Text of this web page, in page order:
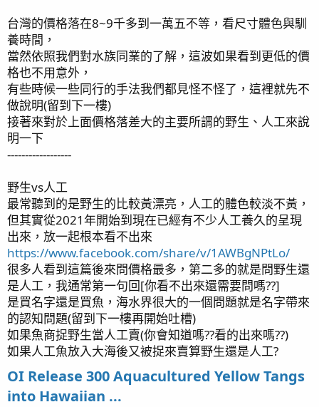
台灣的價格落在8~9千多到一萬五不等，看尺寸體色與馴
養時間，
當然依照我們對水族同業的了解，這波如果看到更低的價
格也不用意外，
有些時候一些同行的手法我們都見怪不怪了，這裡就先不
做說明(留到下一樓)
接著來對於上面價格落差大的主要所謂的野生、人工來說
明一下
------------------
野生vs人工
最常聽到的是野生的比較黃漂亮，人工的體色較淡不黃，
但其實從2021年開始到現在已經有不少人工養久的呈現
出來，放一起根本看不出來
https://www.facebook.com/share/v/1AWBgNPtLo/
很多人看到這篇後來問價格最多，第二多的就是問野生還
是人工，我通常第一句回[你看不出來還需要問嗎??]
是買名字還是買魚，海水界很大的一個問題就是名字帶來
的認知問題(留到下一樓再開始吐槽)
如果魚商捉野生當人工賣(你會知道嗎??看的出來嗎??)
如果人工魚放入大海後又被捉來賣算野生還是人工?
OI Release 300 Aquacultured Yellow Tangs
into Hawaiian ...